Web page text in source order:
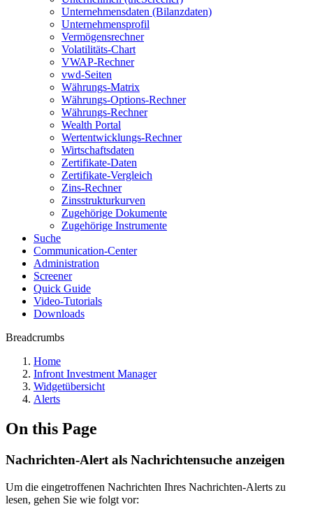
Unternehmensdaten (Bilanzdaten)
Unternehmensprofil
Vermögensrechner
Volatilitäts-Chart
VWAP-Rechner
vwd-Seiten
Währungs-Matrix
Währungs-Options-Rechner
Währungs-Rechner
Wealth Portal
Wertentwicklungs-Rechner
Wirtschaftsdaten
Zertifikate-Daten
Zertifikate-Vergleich
Zins-Rechner
Zinsstrukturkurven
Zugehörige Dokumente
Zugehörige Instrumente
Suche
Communication-Center
Administration
Screener
Quick Guide
Video-Tutorials
Downloads
Breadcrumbs
Home
Infront Investment Manager
Widgetübersicht
Alerts
On this Page
Nachrichten-Alert als Nachrichtensuche anzeigen
Um die eingetroffenen Nachrichten Ihres Nachrichten-Alerts zu
lesen, gehen Sie wie folgt vor: